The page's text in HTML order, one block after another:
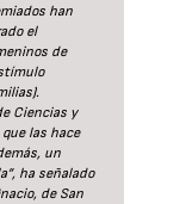
han
el
de
Ciencias y
las hace
un
ha señalado
de San